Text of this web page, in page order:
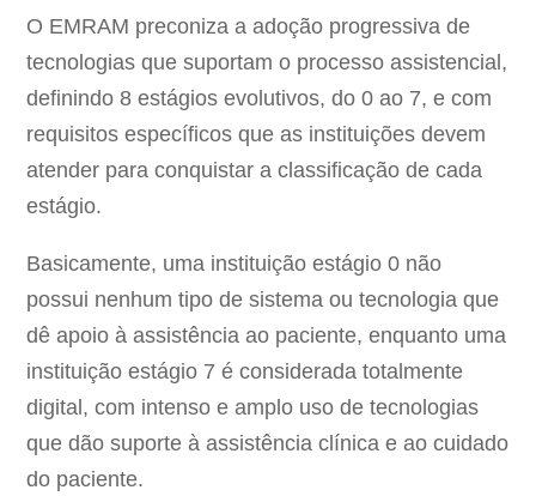
O EMRAM preconiza a adoção progressiva de
tecnologias que suportam o processo assistencial,
definindo 8 estágios evolutivos, do 0 ao 7, e com
requisitos específicos que as instituições devem
atender para conquistar a classificação de cada
estágio.
Basicamente, uma instituição estágio 0 não
possui nenhum tipo de sistema ou tecnologia que
dê apoio à assistência ao paciente, enquanto uma
instituição estágio 7 é considerada totalmente
digital, com intenso e amplo uso de tecnologias
que dão suporte à assistência clínica e ao cuidado
do paciente.